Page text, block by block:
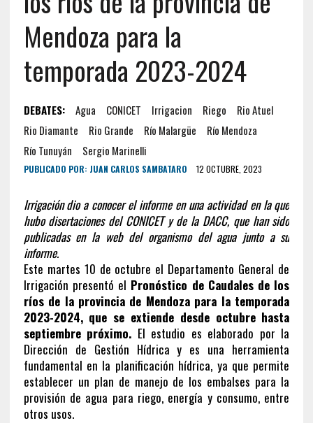
Mendoza para la
temporada 2023-2024
DEBATES: Agua CONICET Irrigacion Riego
Rio Atuel
Rio Diamante
Rio Grande Río Malargüe
Río Mendoza
Río Tunuyán
Sergio Marinelli
PUBLICADO POR: JUAN CARLOS SAMBATARO 12 OCTUBRE, 2023
Irrigación dio a conocer el informe en una actividad en la que
hubo disertaciones del CONICET y de la DACC, que han sido
publicadas en la web del organismo del agua junto a su
informe.
Este martes 10 de octubre el Departamento General de
Irrigación presentó el Pronóstico de Caudales de los
ríos de la provincia de Mendoza para la temporada
2023-2024, que se extiende desde octubre hasta
septiembre próximo. El estudio es elaborado por la
Dirección de Gestión Hídrica y es una herramienta
fundamental en la planificación hídrica, ya que permite
establecer un plan de manejo de los embalses para la
provisión de agua para riego, energía y consumo, entre
otros usos.